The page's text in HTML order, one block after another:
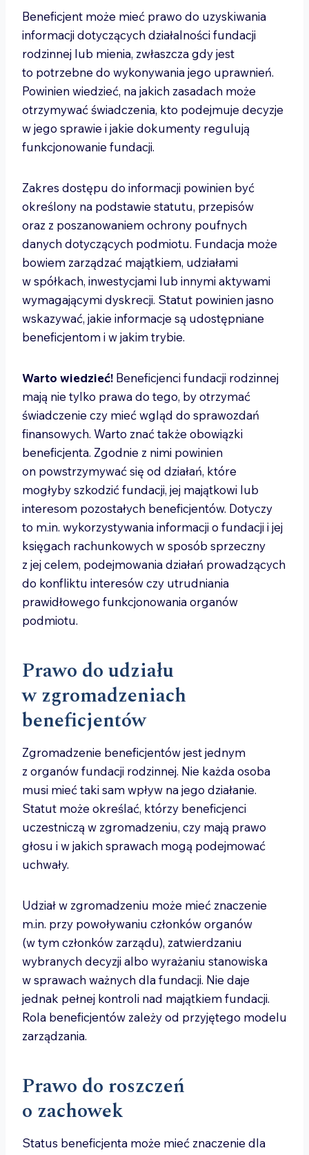
Beneficjent może mieć prawo do uzyskiwania
informacji dotyczących działalności fundacji
rodzinnej lub mienia, zwłaszcza gdy jest
to potrzebne do wykonywania jego uprawnień.
Powinien wiedzieć, na jakich zasadach może
otrzymywać świadczenia, kto podejmuje decyzje
w jego sprawie i jakie dokumenty regulują
funkcjonowanie fundacji.
Zakres dostępu do informacji powinien być
określony na podstawie statutu, przepisów
oraz z poszanowaniem ochrony poufnych
danych dotyczących podmiotu. Fundacja może
bowiem zarządzać majątkiem, udziałami
w spółkach, inwestycjami lub innymi aktywami
wymagającymi dyskrecji. Statut powinien jasno
wskazywać, jakie informacje są udostępniane
beneficjentom i w jakim trybie.
Warto wiedzieć! Beneficjenci fundacji rodzinnej
mają nie tylko prawa do tego, by otrzymać
świadczenie czy mieć wgląd do sprawozdań
finansowych. Warto znać także obowiązki
beneficjenta. Zgodnie z nimi powinien
on powstrzymywać się od działań, które
mogłyby szkodzić fundacji, jej majątkowi lub
interesom pozostałych beneficjentów. Dotyczy
to m.in. wykorzystywania informacji o fundacji i jej
księgach rachunkowych w sposób sprzeczny
z jej celem, podejmowania działań prowadzących
do konfliktu interesów czy utrudniania
prawidłowego funkcjonowania organów
podmiotu.
Prawo do udziału
w zgromadzeniach
beneficjentów
Zgromadzenie beneficjentów jest jednym
z organów fundacji rodzinnej. Nie każda osoba
musi mieć taki sam wpływ na jego działanie.
Statut może określać, którzy beneficjenci
uczestniczą w zgromadzeniu, czy mają prawo
głosu i w jakich sprawach mogą podejmować
uchwały.
Udział w zgromadzeniu może mieć znaczenie
m.in. przy powoływaniu członków organów
(w tym członków zarządu), zatwierdzaniu
wybranych decyzji albo wyrażaniu stanowiska
w sprawach ważnych dla fundacji. Nie daje
jednak pełnej kontroli nad majątkiem fundacji.
Rola beneficjentów zależy od przyjętego modelu
zarządzania.
Prawo do roszczeń
o zachowek
Status beneficjenta może mieć znaczenie dla